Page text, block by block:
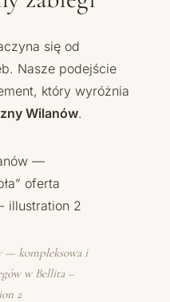
się od
Nasze podejście
który wyróżnia
Wilanów.
— kompleksowa i
w Bellita –
2